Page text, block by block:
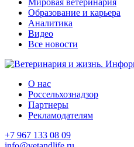
Образование и карьера
Аналитика
Видео
Все новости
О нас
Россельхознадзор
Партнеры
Рекламодателям
+7 967 133 08 09